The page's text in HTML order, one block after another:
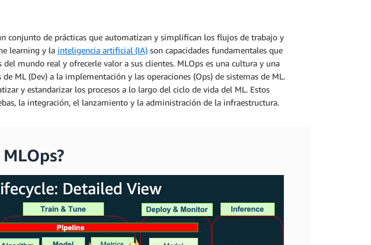
conjunto de prácticas que automatizan y simplifican los flujos de trabajo y
learning y la inteligencia artificial (IA) son capacidades fundamentales que
mundo real y ofrecerle valor a sus clientes. MLOps es una cultura y una
ML (Dev) a la implementación y las operaciones (Ops) de sistemas de ML.
y estandarizar los procesos a lo largo del ciclo de vida del ML. Estos
la integración, el lanzamiento y la administración de la infraestructura.